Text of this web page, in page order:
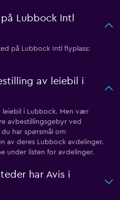
Lubbock Intl
på Lubbock Intl flyplass:
av leiebil i
leiebil i Lubbock. Men vær
avbestillingsgebyr ved
har spørsmål om
av deres Lubbock avdelinger.
under listen for avdelinger.
har Avis i